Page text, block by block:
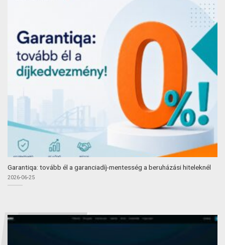
Garantiqa: tovább él a garanciadíj-mentesség a beruházási hiteleknél
2026-06-25